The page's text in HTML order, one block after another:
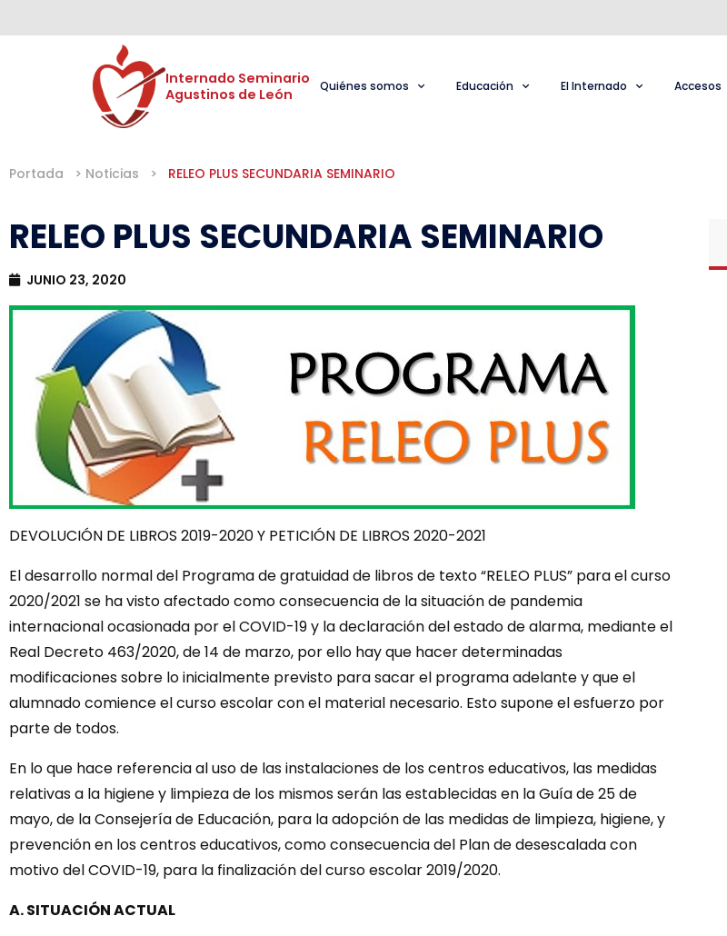
Internado Seminario
Agustinos de León
Quiénes somos Educación El Internado Accesos
Portada > Noticias > RELEO PLUS SECUNDARIA SEMINARIO
RELEO PLUS SECUNDARIA SEMINARIO
JUNIO 23, 2020
DEVOLUCIÓN DE LIBROS 2019-2020 Y PETICIÓN DE LIBROS 2020-2021
El desarrollo normal del Programa de gratuidad de libros de texto “RELEO PLUS” para el curso
2020/2021 se ha visto afectado como consecuencia de la situación de pandemia
internacional ocasionada por el COVID-19 y la declaración del estado de alarma, mediante el
Real Decreto 463/2020, de 14 de marzo, por ello hay que hacer determinadas
modificaciones sobre lo inicialmente previsto para sacar el programa adelante y que el
alumnado comience el curso escolar con el material necesario. Esto supone el esfuerzo por
parte de todos.
En lo que hace referencia al uso de las instalaciones de los centros educativos, las medidas
relativas a la higiene y limpieza de los mismos serán las establecidas en la Guía de 25 de
mayo, de la Consejería de Educación, para la adopción de las medidas de limpieza, higiene, y
prevención en los centros educativos, como consecuencia del Plan de desescalada con
motivo del COVID-19, para la finalización del curso escolar 2019/2020.
A. SITUACIÓN ACTUAL